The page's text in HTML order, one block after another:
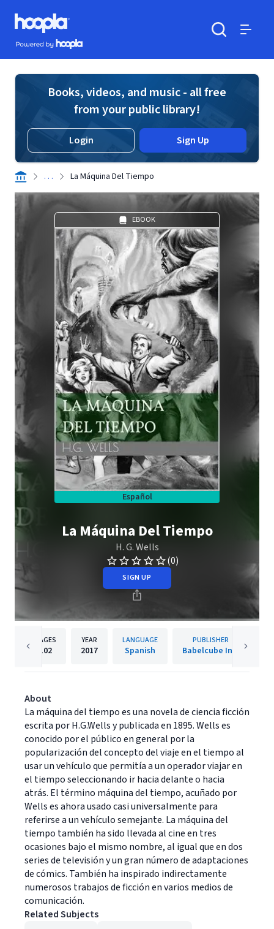
Skip to main content
Hoopla logo
Powered by Hoopla
Books, videos, and music - all free
from your public library!
Login Sign Up
. . . La Máquina Del Tiempo
EBOOK
Español
La Máquina Del Tiempo
H. G. Wells
(0)
SIGN UP
PAGES
102
YEAR
2017
LANGUAGE
Spanish
PUBLISHER
Babelcube Inc.
About
La máquina del tiempo es una novela de ciencia ficción
escrita por H.G.Wells y publicada en 1895. Wells es
conocido por el público en general por la
popularización del concepto del viaje en el tiempo al
usar un vehículo que permitía a un operador viajar en
el tiempo seleccionando ir hacia delante o hacia
atrás. El término máquina del tiempo, acuñado por
Wells es ahora usado casi universalmente para
referirse a un vehículo semejante. La máquina del
tiempo también ha sido llevada al cine en tres
ocasiones bajo el mismo nombre, al igual que en dos
series de televisión y un gran número de adaptaciones
de cómics. También ha inspirado indirectamente
numerosos trabajos de ficción en varios medios de
comunicación.
Related Subjects